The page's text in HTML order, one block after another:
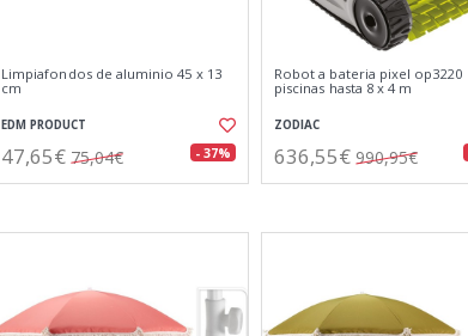
Limpiafondos de aluminio 45 x 13
cm
EDM PRODUCT
47,65€ 75,04€ - 37%
Robot a bateria pixel op3220
piscinas hasta 8 x 4 m
ZODIAC
636,55€ 990,95€